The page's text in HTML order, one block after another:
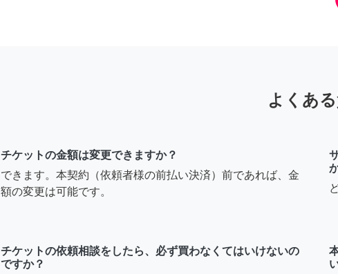
よくあ
チケットの金額は変更できますか？
できます。本契約（依頼者様の前払い決済）前であれば、金
額の変更は可能です。
チケットの依頼相談をしたら、必ず買わなくてはいけないの
ですか？